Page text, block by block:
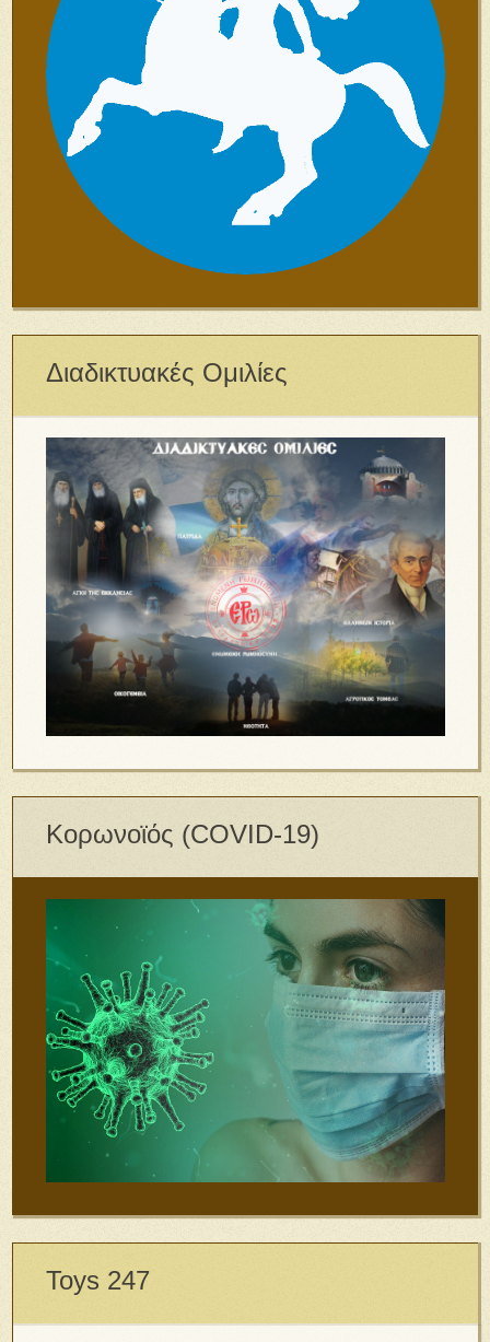
Διαδικτυακές Ομιλίες
Κορωνοϊός (COVID-19)
Toys 247